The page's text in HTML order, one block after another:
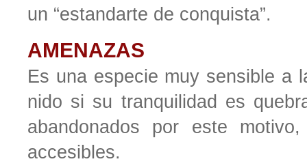
un “estandarte de conquista”.
AMENAZAS
Es una especie muy sensible a
nido si su tranquilidad es
abandonados por este
accesibles.